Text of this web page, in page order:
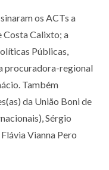
os ACTs a
Costa Calixto; a
Públicas,
procuradora-regional
Também
da União Boni de
Sérgio
Vianna Pero